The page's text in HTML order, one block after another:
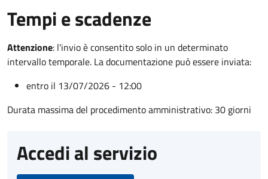
Tempi e scadenze
Attenzione: l'invio è consentito solo in un determinato
intervallo temporale. La documentazione può essere inviata:
entro il 13/07/2026 - 12:00
Durata massima del procedimento amministrativo: 30 giorni
Accedi al servizio